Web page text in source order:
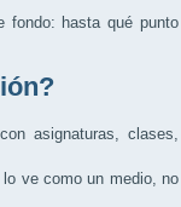
fondo: hasta qué punto
asignaturas, clases,
ve como un medio, no